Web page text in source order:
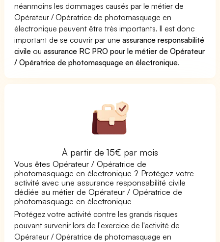
néanmoins les dommages causés par le métier de
Opérateur / Opératrice de photomasquage en
électronique peuvent être très importants. Il est donc
important de se couvrir par uneassurance responsabilité
civile ouassurance RC PRO pour le métier de Opérateur
/ Opératrice de photomasquage en électronique.
À partir de 15€ par mois
Vous êtes Opérateur / Opératrice de
photomasquage en électronique ? Protégez votre
activité avec une assurance responsabilité civile
dédiée au métier de Opérateur / Opératrice de
photomasquage en électronique
Protégez votre activité contre les grands risques
pouvant survenir lors de l'exercice de l'activité de
Opérateur / Opératrice de photomasquage en